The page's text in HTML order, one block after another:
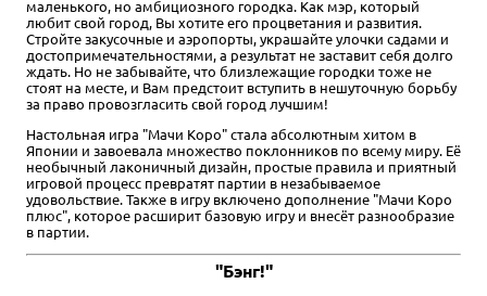
маленького, но амбициозного городка. Как мэр, который
любит свой город, Вы хотите его процветания и развития.
Стройте закусочные и аэропорты, украшайте улочки садами и
достопримечательностями, а результат не заставит себя долго
ждать. Но не забывайте, что близлежащие городки тоже не
стоят на месте, и Вам предстоит вступить в нешуточную борьбу
за право провозгласить свой город лучшим!
Настольная игра "Мачи Коро" стала абсолютным хитом в
Японии и завоевала множество поклонников по всему миру. Её
необычный лаконичный дизайн, простые правила и приятный
игровой процесс превратят партии в незабываемое
удовольствие. Также в игру включено дополнение "Мачи Коро
плюс", которое расширит базовую игру и внесёт разнообразие
в партии.
"Бэнг!"